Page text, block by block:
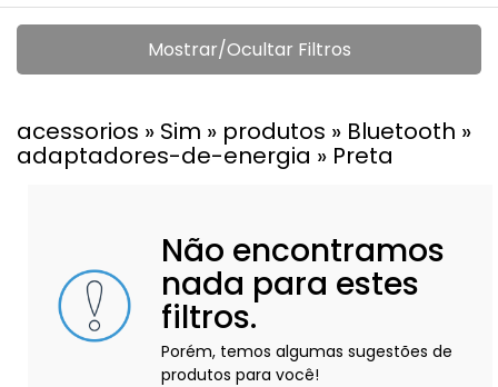
Mostrar/Ocultar Filtros
acessorios » Sim » produtos » Bluetooth »
adaptadores-de-energia » Preta
Não encontramos
nada para estes
filtros.
Porém, temos algumas sugestões de
produtos para você!